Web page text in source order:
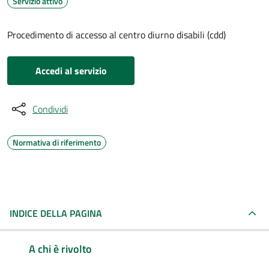
Procedimento di accesso al centro diurno disabili (cdd)
Accedi al servizio
Condividi
Normativa di riferimento
INDICE DELLA PAGINA
A chi è rivolto